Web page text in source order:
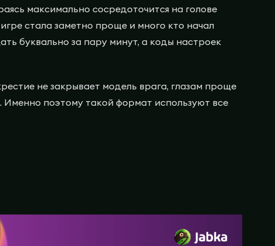
максимально сосредоточится на голове
стала заметно проще и много кто начал
буквально за пару минут, а коды настроек
не закрывает модель врага, глазам проще
Именно поэтому такой формат используют все